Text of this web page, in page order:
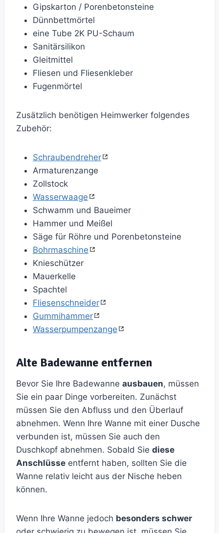
Gipskarton / Porenbetonsteine
Dünnbettmörtel
eine Tube 2K PU-Schaum
Sanitärsilikon
Gleitmittel
Fliesen und Fliesenkleber
Fugenmörtel
Zusätzlich benötigen Heimwerker folgendes
Zubehör:
Schraubendreher
Armaturenzange
Zollstock
Wasserwaage
Schwamm und Baueimer
Hammer und Meißel
Säge für Röhre und Porenbetonsteine
Bohrmaschine
Knieschützer
Mauerkelle
Spachtel
Fliesenschneider
Gummihammer
Wasserpumpenzange
Alte Badewanne entfernen
Bevor Sie Ihre Badewanne ausbauen, müssen
Sie ein paar Dinge vorbereiten. Zunächst
müssen Sie den Abfluss und den Überlauf
abnehmen. Wenn Ihre Wanne mit einer Dusche
verbunden ist, müssen Sie auch den
Duschkopf abnehmen. Sobald Sie diese
Anschlüsse entfernt haben, sollten Sie die
Wanne relativ leicht aus der Nische heben
können.
Wenn Ihre Wanne jedoch besonders schwer